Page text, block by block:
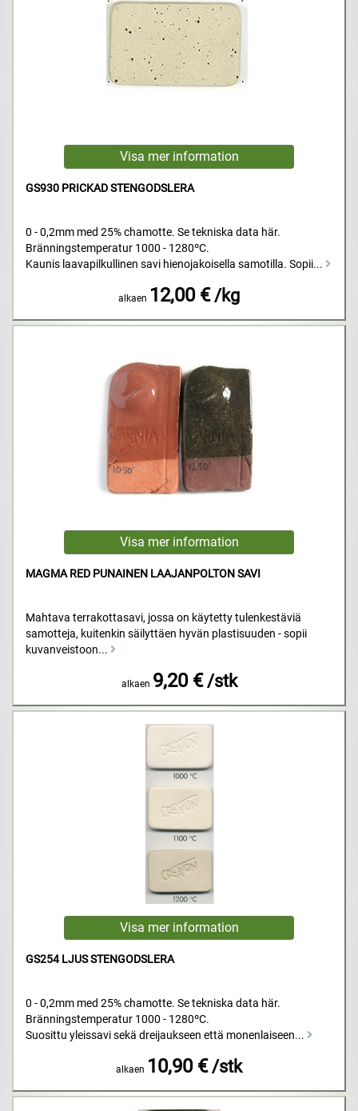
GS930 PRICKAD STENGODSLERA
0 - 0,2mm med 25% chamotte. Se tekniska data här.
Bränningstemperatur 1000 - 1280ºC.
Kaunis laavapilkullinen savi hienojakoisella samotilla. Sopii...
alkaen 12,00 € /kg
MAGMA RED PUNAINEN LAAJANPOLTON SAVI
Mahtava terrakottasavi, jossa on käytetty tulenkestäviä
samotteja, kuitenkin säilyttäen hyvän plastisuuden - sopii
kuvanveistoon...
alkaen 9,20 € /stk
GS254 LJUS STENGODSLERA
0 - 0,2mm med 25% chamotte. Se tekniska data här.
Bränningstemperatur 1000 - 1280ºC.
Suosittu yleissavi sekä dreijaukseen että monenlaiseen...
alkaen 10,90 € /stk